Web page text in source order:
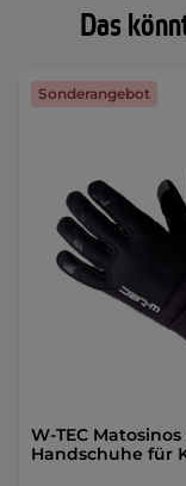
Das
W-TEC
Handschuhe für
Sonderangebot